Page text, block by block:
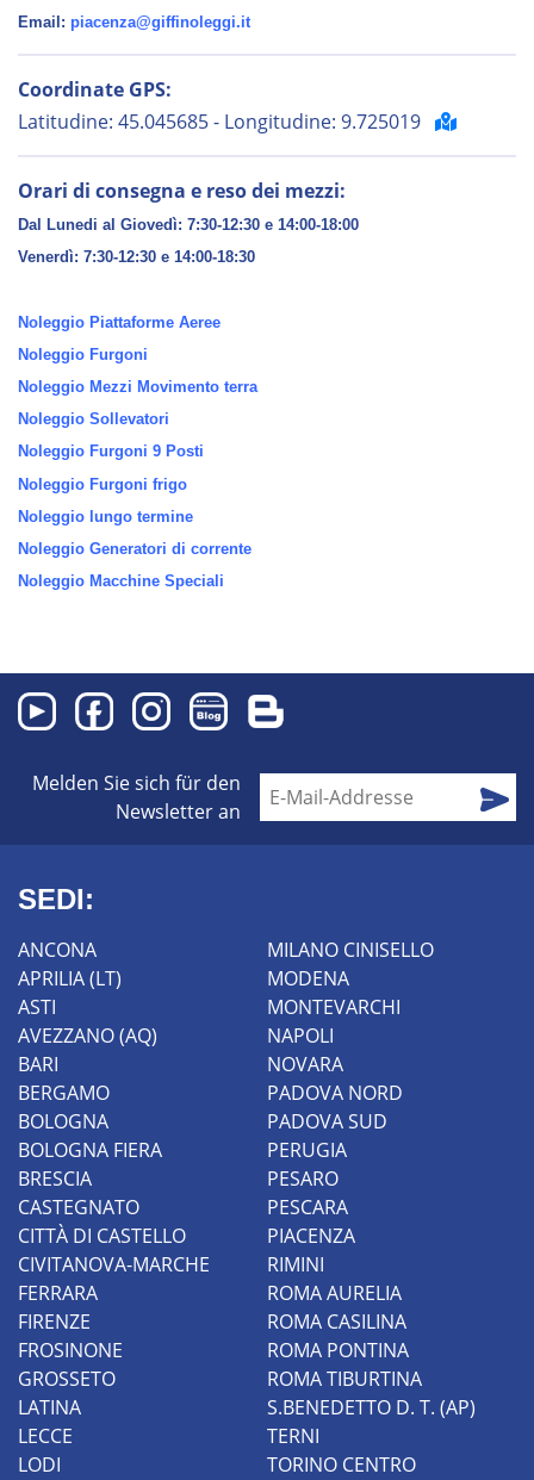
Email: piacenza@giffinoleggi.it
Coordinate GPS:
Latitudine: 45.045685 - Longitudine: 9.725019
Orari di consegna e reso dei mezzi:
Dal Lunedi al Giovedì: 7:30-12:30 e 14:00-18:00
Venerdì: 7:30-12:30 e 14:00-18:30
Noleggio Piattaforme Aeree
Noleggio Furgoni
Noleggio Mezzi Movimento terra
Noleggio Sollevatori
Noleggio Furgoni 9 Posti
Noleggio Furgoni frigo
Noleggio lungo termine
Noleggio Generatori di corrente
Noleggio Macchine Speciali
Melden Sie sich für den
Newsletter an
SEDI:
ANCONA
APRILIA (LT)
ASTI
AVEZZANO (AQ)
BARI
BERGAMO
BOLOGNA
BOLOGNA FIERA
BRESCIA
CASTEGNATO
CITTÀ DI CASTELLO
CIVITANOVA-MARCHE
FERRARA
FIRENZE
FROSINONE
GROSSETO
LATINA
LECCE
LODI
MILANO CINISELLO
MODENA
MONTEVARCHI
NAPOLI
NOVARA
PADOVA NORD
PADOVA SUD
PERUGIA
PESARO
PESCARA
PIACENZA
RIMINI
ROMA AURELIA
ROMA CASILINA
ROMA PONTINA
ROMA TIBURTINA
S.BENEDETTO D. T. (AP)
TERNI
TORINO CENTRO